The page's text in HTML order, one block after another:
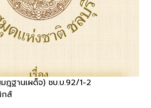
ฐานเผด็จ) ชบ.บ.92/1-2
กส์